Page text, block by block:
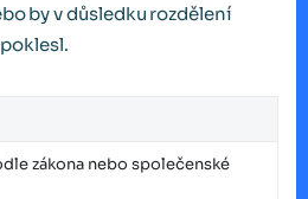
by v důsledku rozdělení
zákona nebo společenské